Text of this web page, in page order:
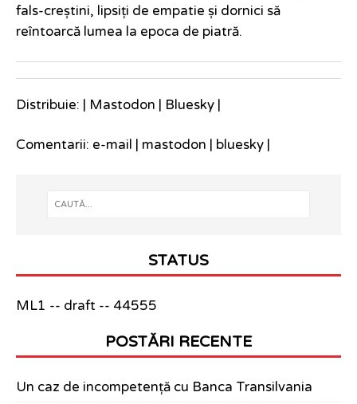
fals-creștini, lipsiți de empatie și dornici să
reîntoarcă lumea la epoca de piatră.
Distribuie: | Mastodon Bluesky
Comentarii: e-mail mastodon bluesky
STATUS
ML1 -- draft -- 44555
POSTĂRI RECENTE
Un caz de incompetență cu Banca Transilvania